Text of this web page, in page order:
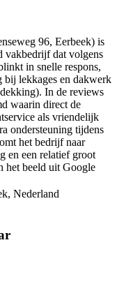
96, Eerbeek) is
vakbedrijf dat volgens
in snelle respons,
bij lekkages en dakwerk
In de reviews
waarin direct de
als vriendelijk
ondersteuning tijdens
het bedrijf naar
en een relatief groot
het beeld uit Google
Nederland